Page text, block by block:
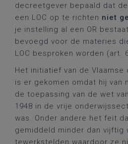
decreetgever bepaald dat
een LOC op te richten niet
je instelling al een OR
bevoegd voor de materies
LOC besproken worden (art.
Het initiatief van de Vlaamse
is er gekomen omdat hij van
de toepassing van de wet
1948 in de vrije
was. Onder andere het feit
gemiddeld minder dan vijftig
tewerkstelden waardoor ze